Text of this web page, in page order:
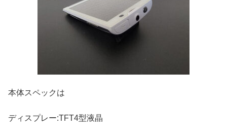
本体スペックは
ディスプレー:TFT4型液晶